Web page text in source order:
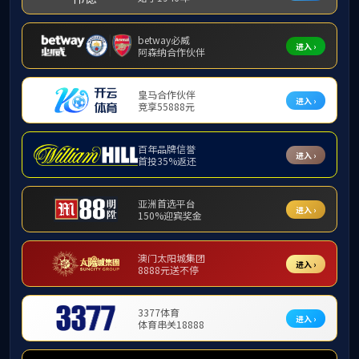
学术型硕士
本科
通知公告
专业介绍
招生信息
下载专区（教师）
专业型硕士
教学成果